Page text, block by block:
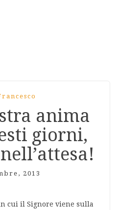
anima
giorni,
2013
cui il Signore viene sulla